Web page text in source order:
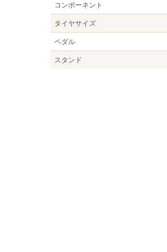
コンポーネント
タイヤサイズ
ペダル
スタンド